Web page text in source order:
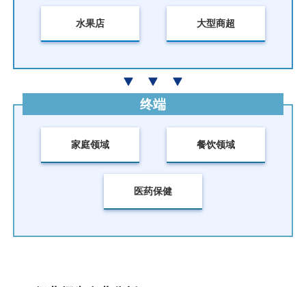
水果店 大型商超
家庭领域 餐饮领域
医药保健
终端